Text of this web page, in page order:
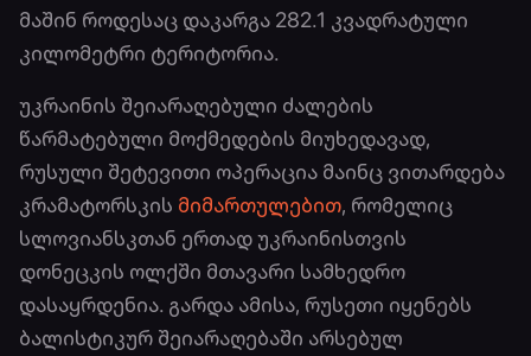
მაშინ როდესაც დაკარგა 282.1 კვადრატული
კილომეტრი ტერიტორია.
უკრაინის შეიარაღებული ძალების
წარმატებული მოქმედების მიუხედავად,
რუსული შეტევითი ოპერაცია მაინც ვითარდება
კრამატორსკის მიმართულებით, რომელიც
სლოვიანსკთან ერთად უკრაინისთვის
დონეცკის ოლქში მთავარი სამხედრო
დასაყრდენია. გარდა ამისა, რუსეთი იყენებს
ბალისტიკურ შეიარაღებაში არსებულ